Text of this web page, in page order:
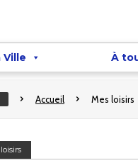
Ville À
Accueil Mes loisirs